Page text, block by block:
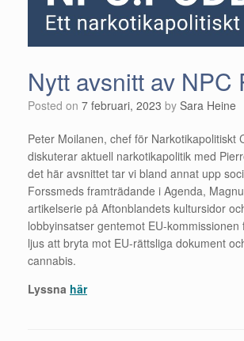
Nytt avsnitt av NPC
Posted on 7 februari, 2023 by Sara Heine
Peter Moilanen, chef för Narkotikapolitiskt
diskuterar aktuell narkotikapolitik med
det här avsnittet tar vi bland annat upp
Forssmeds framträdande i Agenda,
artikelserie på Aftonblandets kultursidor
lobbyinsatser gentemot EU-
ljus att bryta mot EU-rättsliga dokument
cannabis.
Lyssna här